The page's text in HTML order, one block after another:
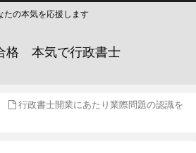
たの本気を応援します
格 本気で行政書士
行政書士開業にあたり業際問題の認識を